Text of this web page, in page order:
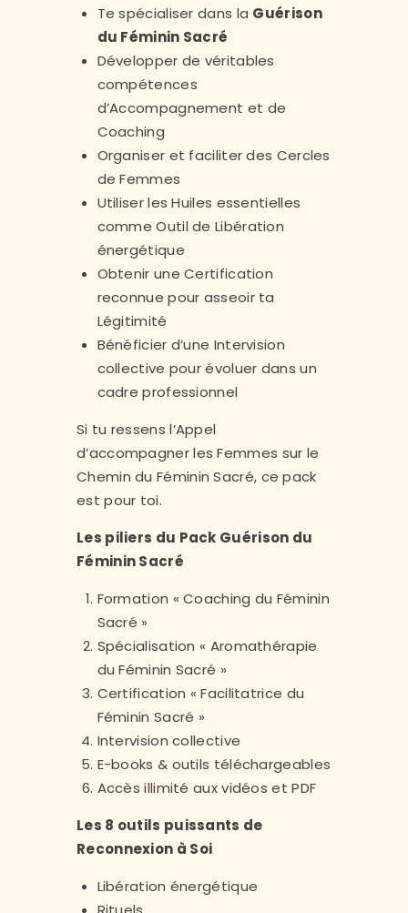
Te spécialiser dans la Guérison
du Féminin Sacré
Développer de véritables
compétences
d’Accompagnement et de
Coaching
Organiser et faciliter des Cercles
de Femmes
Utiliser les Huiles essentielles
comme Outil de Libération
énergétique
Obtenir une Certification
reconnue pour asseoir ta
Légitimité
Bénéficier d’une Intervision
collective pour évoluer dans un
cadre professionnel
Si tu ressens l’Appel
d’accompagner les Femmes sur le
Chemin du Féminin Sacré, ce pack
est pour toi.
Les piliers du Pack Guérison du
Féminin Sacré
Formation « Coaching du Féminin
Sacré »
Spécialisation « Aromathérapie
du Féminin Sacré »
Certification « Facilitatrice du
Féminin Sacré »
Intervision collective
E-books & outils téléchargeables
Accès illimité aux vidéos et PDF
Les 8 outils puissants de
Reconnexion à Soi
Libération énergétique